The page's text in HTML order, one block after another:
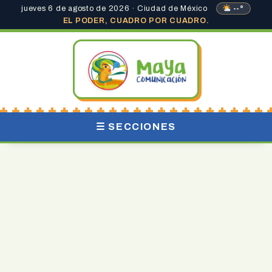
jueves 6 de agosto de 2026 · Ciudad de México
--°
EL PODER, CUADRO POR CUADRO.
☰ SECCIONES